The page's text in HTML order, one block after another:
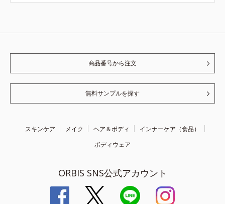
商品番号から注文
無料サンプルを探す
スキンケア メイク ヘア＆ボディ
インナーケア（食品）
ボディウェア
ORBIS SNS公式アカウント